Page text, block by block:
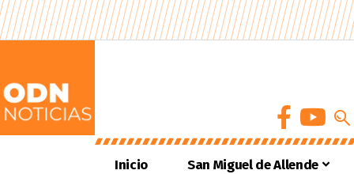
Inicio San Miguel de Allende